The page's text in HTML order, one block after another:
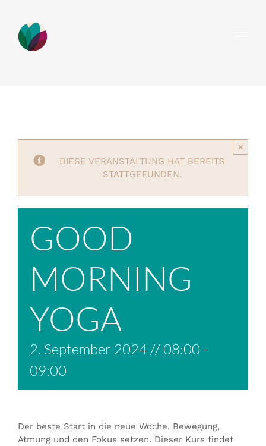
springen
DIESE VERANSTALTUNG HAT BEREITS
STATTGEFUNDEN.
×
GOOD
MORNING
YOGA
2. September 2024 // 08:00 -
09:00
Der beste Start in die neue Woche. Bewegung,
Atmung und den Fokus setzen. Dieser Kurs findet